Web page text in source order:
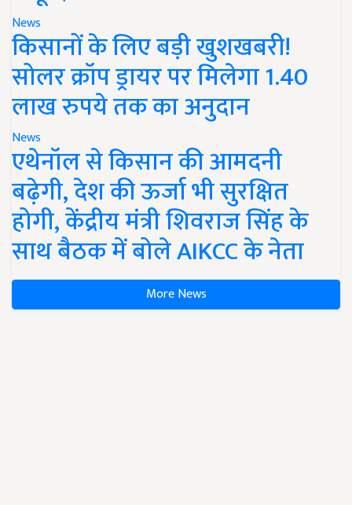
News
किसानों के लिए बड़ी खुशखबरी!
सोलर क्रॉप ड्रायर पर मिलेगा 1.40
लाख रुपये तक का अनुदान
News
एथेनॉल से किसान की आमदनी
बढ़ेगी, देश की ऊर्जा भी सुरक्षित
होगी, केंद्रीय मंत्री शिवराज सिंह के
साथ बैठक में बोले AIKCC के नेता
More News